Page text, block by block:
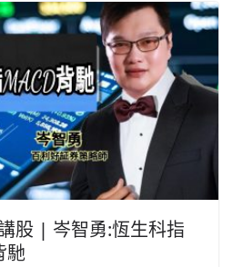
股 | 岑智勇:恆生科指
馳